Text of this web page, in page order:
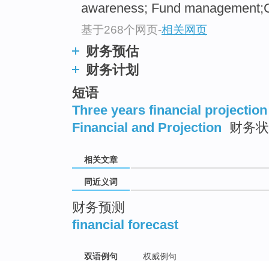
awareness; Fund
基于268个网页-相关网页
财务预估
财务计划
短语
Three years financial projection
Financial and Projection
财务
相关文章
同近义词
财务预测
financial forecast
双语例句 权威例句